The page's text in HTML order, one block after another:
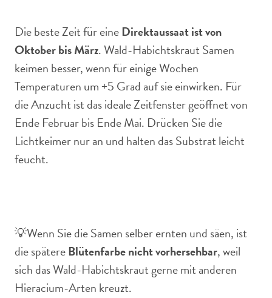
Die beste Zeit für eineDirektaussaat ist von
Oktober bis März. Wald-Habichtskraut Samen
keimen besser, wenn für einige Wochen
Temperaturen um +5 Grad auf sie einwirken. Für
die Anzucht ist das ideale Zeitfenster geöffnet von
Ende Februar bis Ende Mai. Drücken Sie die
Lichtkeimer nur an und halten das Substrat leicht
feucht.
💡Wenn Sie die Samen selber ernten und säen, ist
die spätereBlütenfarbe nicht vorhersehbar, weil
sich das Wald-Habichtskraut gerne mit anderen
Hieracium-Arten kreuzt.